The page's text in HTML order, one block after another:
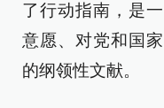
了行动指南，是
意愿、对党和国
的纲领性文献。